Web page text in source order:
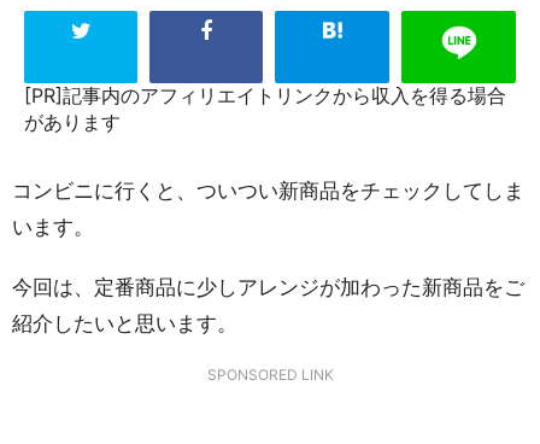
[PR]記事内のアフィリエイトリンクから収入を得る場合
があります
コンビニに行くと、ついつい新商品をチェックしてしま
います。
今回は、定番商品に少しアレンジが加わった新商品をご
紹介したいと思います。
SPONSORED LINK